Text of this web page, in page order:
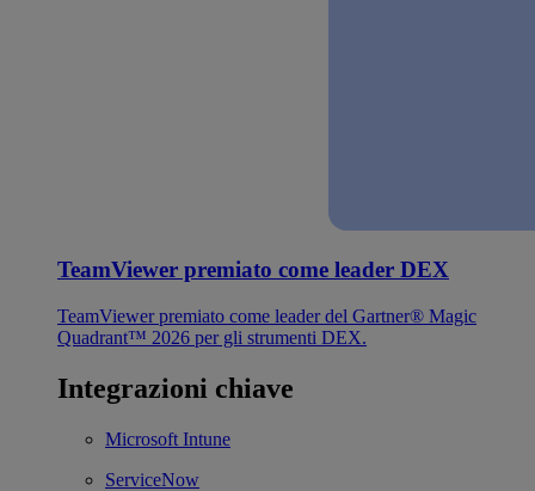
TeamViewer premiato come leader DEX
TeamViewer premiato come leader del Gartner® Magic
Quadrant™ 2026 per gli strumenti DEX.
Integrazioni chiave
Microsoft Intune
ServiceNow